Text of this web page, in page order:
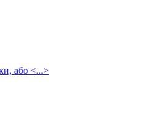
або <...>